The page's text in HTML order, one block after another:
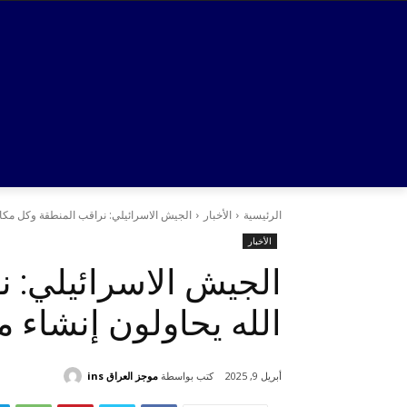
الرئيسية الأخبار الجيش الاسرائيلي: نراقب المنطقة وكل
الأخبار
الجيش
الله يحاولون
أبريل 9, 2025 كتب بواسطة موجز العراق ins